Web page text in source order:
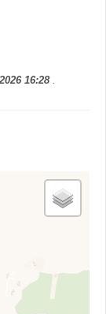
16:28.